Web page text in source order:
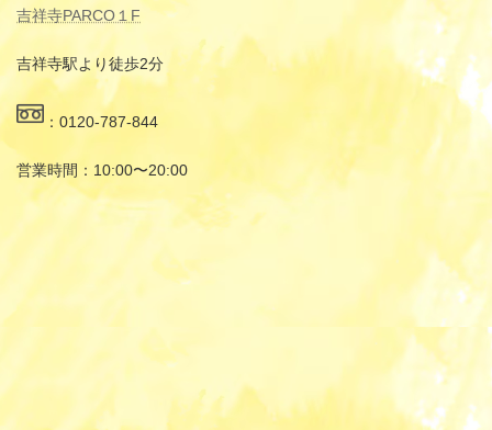
吉祥寺PARCO１F
吉祥寺駅より徒歩2分
：0120-787-844
営業時間：10:00〜20:00